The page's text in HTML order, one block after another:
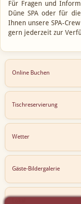
Für Fragen und
Düne SPA oder für
Ihnen unsere SPA-
gern jederzeit zur
Online Buchen
Tischreservierung
Wetter
Gäste-Bildergalerie